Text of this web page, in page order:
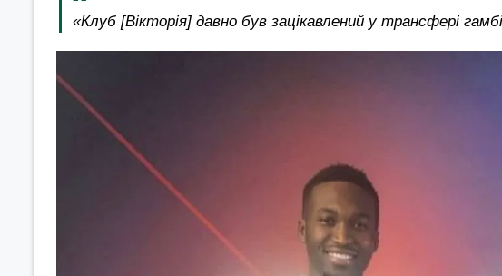
«Клуб [Вікторія] давно був зацікавлений у трансфері